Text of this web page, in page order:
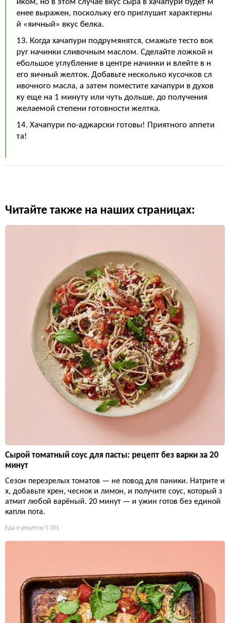
иком, но в этом случае вкус сыра в хачапури будет м
енее выражен, поскольку его приглушит характерны
й «яичный» вкус белка.
13. Когда хачапури подрумянятся, смажьте тесто вок
руг начинки сливочным маслом. Сделайте ложкой н
ебольшое углубление в центре начинки и влейте в н
его яичный желток. Добавьте несколько кусочков сл
ивочного масла, а затем поместите хачапури в духов
ку еще на 1 минуту или чуть дольше, до получения
желаемой степени готовности желтка.
14. Хачапури по-аджарски готовы! Приятного аппети
та!
Читайте также на наших страницах:
Сырой томатный соус для пасты: рецепт без варки за 20
минут
Сезон перезрелых томатов — не повод для паники. Натрите и
х, добавьте хрен, чеснок и лимон, и получите соус, который з
атмит любой варёный. 20 минут — и ужин готов без единой
капли пота.
Еда и рецепты 5 101